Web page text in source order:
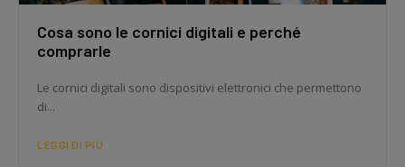
Cosa sono le cornici digitali e perché
comprarle
Le cornici digitali sono dispositivi elettronici che permettono
di...
LEGGI DI PIÙ